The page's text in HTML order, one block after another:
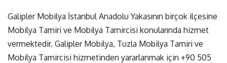
Galipler Mobilya İstanbul Anadolu Yakasının birçok ilçesine
Mobilya Tamiri ve Mobilya Tamircisi konularında hizmet
vermektedir. Galipler Mobilya, Tuzla Mobilya Tamiri ve
Mobilya Tamircisi hizmetinden yararlanmak için +90 505